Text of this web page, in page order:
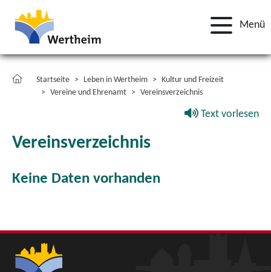
Menü
Startseite Leben in Wertheim
Kultur und Freizeit
Vereine und Ehrenamt
Vereinsverzeichnis
Text vorlesen
Vereinsverzeichnis
Keine Daten vorhanden